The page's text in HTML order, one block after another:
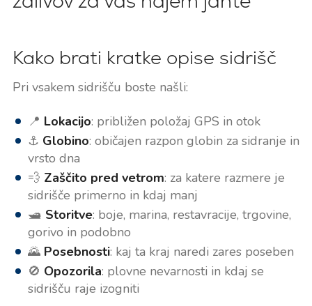
Kako brati kratke opise sidrišč
Pri vsakem sidrišču boste našli:
📍 Lokacijo: približen položaj GPS in otok
⚓ Globino: običajen razpon globin za sidranje in
vrsto dna
💨 Zaščito pred vetrom: za katere razmere je
sidrišče primerno in kdaj manj
🛥️ Storitve: boje, marina, restavracije, trgovine,
gorivo in podobno
🌄 Posebnosti: kaj ta kraj naredi zares poseben
🚫 Opozorila: plovne nevarnosti in kdaj se
sidrišču raje izogniti